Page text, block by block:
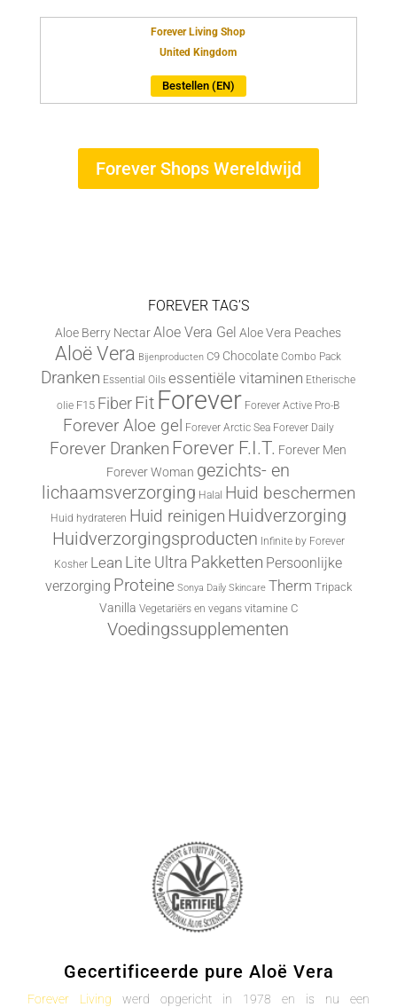
Forever Living Shop
United Kingdom
Bestellen (EN)
Forever Shops Wereldwijd
FOREVER TAG’S
Aloe Berry Nectar Aloe Vera Gel Aloe Vera Peaches
Aloë Vera Bijenproducten C9 Chocolate Combo Pack
Dranken Essential Oils essentiële vitaminen Etherische
olie F15 FiberFit Forever Forever Active Pro-B
Forever Aloe gel Forever Arctic Sea Forever Daily
Forever Dranken Forever F.I.T. Forever Men
Forever Woman gezichts- en
lichaamsverzorging Halal Huid beschermen
Huid hydrateren Huid reinigen Huidverzorging
Huidverzorgingsproducten Infinite by Forever
Kosher Lean Lite Ultra Pakketten Persoonlijke
verzorging Proteine Sonya Daily Skincare Therm Tripack
Vanilla Vegetariërs en vegans vitamine C
Voedingssupplementen
Gecertificeerde pure Aloë Vera
Forever Living werd opgericht in 1978 en is nu een